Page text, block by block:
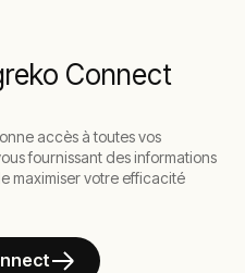
Connect
accès à toutes vos
fournissant des informations
maximiser votre efficacité